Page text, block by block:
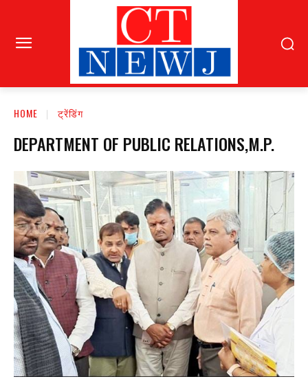
HOME ट्रेंडिंग
DEPARTMENT OF PUBLIC RELATIONS,M.P.